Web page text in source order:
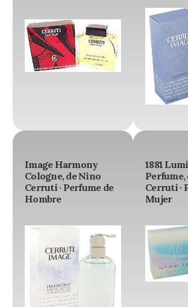
Image Harmony
Cologne, de Nino
Cerruti · Perfume de
Hombre
1881
Cerruti ·
Mujer